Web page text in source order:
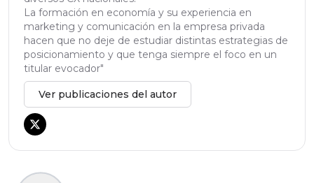
La formación en economía y su experiencia en
marketing y comunicación en la empresa privada
hacen que no deje de estudiar distintas estrategias de
posicionamiento y que tenga siempre el foco en un
titular evocador"
Ver publicaciones del autor